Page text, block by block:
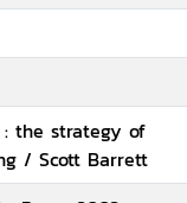
the strategy of
/ Scott Barrett